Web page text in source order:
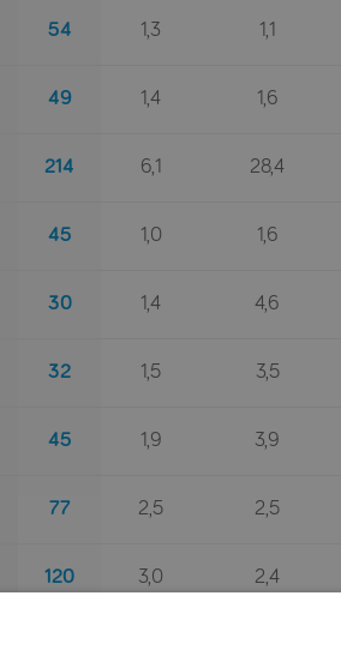
54 1,3 1,1
49 1,4 1,6
214 6,1 28,4
45 1,0 1,6
30 1,4 4,6
32 1,5 3,5
45 1,9 3,9
77 2,5 2,5
120 3,0 2,4